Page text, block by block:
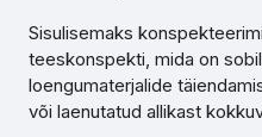
Sisulisemaks
teeskonspekti, mida on
loengumaterjalide
või laenutatud allikast